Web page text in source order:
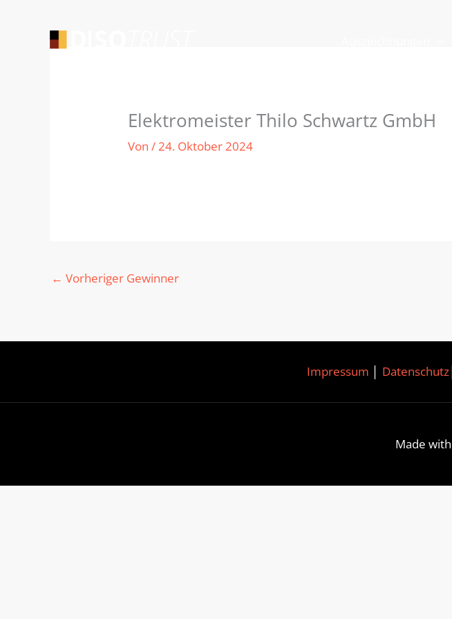
Elektromeister Thilo Schwartz GmbH
Von/24. Oktober 2024
← Vorheriger Gewinner
Impressum Datenschutz│
Made with